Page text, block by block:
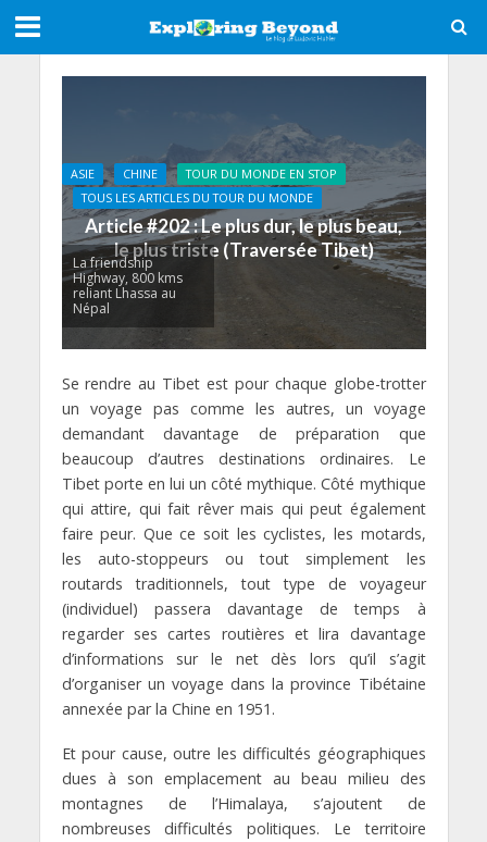
ASIE CHINE
TOUR DU MONDE EN STOP
TOUS LES ARTICLES DU TOUR DU MONDE
Article #202 : Le plus dur, le plus beau,
le plus triste (Traversée Tibet)
La friendship
Highway, 800 kms
reliant Lhassa au
Népal
Se rendre au Tibet est pour chaque globe-trotter
un voyage pas comme les autres, un voyage
demandant davantage de préparation que
beaucoup d’autres destinations ordinaires. Le
Tibet porte en lui un côté mythique. Côté mythique
qui attire, qui fait rêver mais qui peut également
faire peur. Que ce soit les cyclistes, les motards,
les auto-stoppeurs ou tout simplement les
routards traditionnels, tout type de voyageur
(individuel) passera davantage de temps à
regarder ses cartes routières et lira davantage
d’informations sur le net dès lors qu’il s’agit
d’organiser un voyage dans la province Tibétaine
annexée par la Chine en 1951.
Et pour cause, outre les difficultés géographiques
dues à son emplacement au beau milieu des
montagnes de l’Himalaya, s’ajoutent de
nombreuses difficultés politiques. Le territoire